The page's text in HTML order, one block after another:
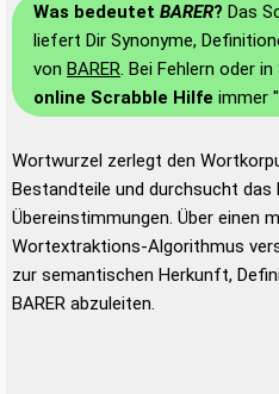
Was bedeutet BARER? Das
liefert Dir Synonyme,
von BARER. Bei Fehlern oder
online Scrabble Hilfe immer
Wortwurzel zerlegt den
Bestandteile und durchsucht
Übereinstimmungen. Über einen
Wortextraktions-Algorithmus
zur semantischen Herkunft,
BARER abzuleiten.